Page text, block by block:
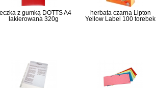
z gumką DOTTS A4
lakierowana 320g
herbata czarna Lipton
Yellow Label 100 torebek